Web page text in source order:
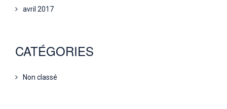
avril 2017
CATÉGORIES
Non classé